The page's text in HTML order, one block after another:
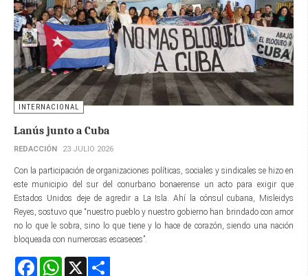
INTERNACIONAL
Lanús junto a Cuba
REDACCIÓN 23 JULIO 2026
Con la participación de organizaciones políticas, sociales y sindicales se hizo en
este municipio del sur del conurbano bonaerense un acto para exigir que
Estados Unidos deje de agredir a La Isla. Ahí la cónsul cubana, Misleidys
Reyes, sostuvo que “nuestro pueblo y nuestro gobierno han brindado con amor
no lo que le sobra, sino lo que tiene y lo hace de corazón, siendo una nación
bloqueada con numerosas escaseces”.
FacebookWhatsApp